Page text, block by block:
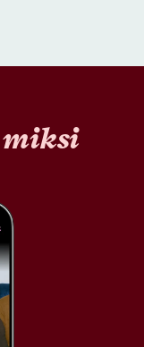
miksi